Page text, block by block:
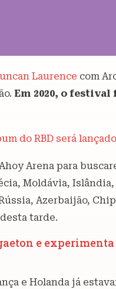
Laurence com
Em 2020, o
do RBD será
Arena para
Moldávia,
Azerbaijão,
tarde.
e
e Holanda já